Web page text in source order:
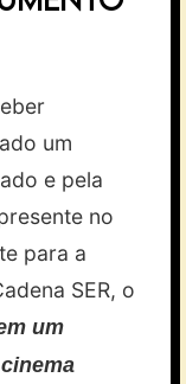
um
e pela
no
para a
SER, o
um